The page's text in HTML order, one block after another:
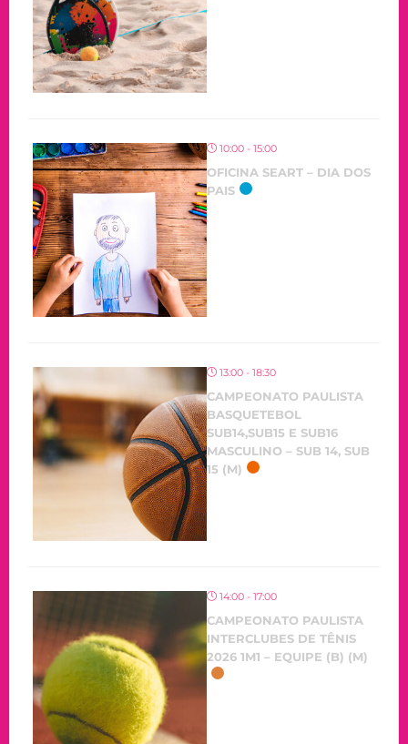
10:00 - 15:00
OFICINA SEART – DIA DOS
PAIS
13:00 - 18:30
CAMPEONATO PAULISTA
BASQUETEBOL
SUB14,SUB15 E SUB16
MASCULINO – SUB 14, SUB
15 (M)
14:00 - 17:00
CAMPEONATO PAULISTA
INTERCLUBES DE TÊNIS
2026 1M1 – EQUIPE (B) (M)